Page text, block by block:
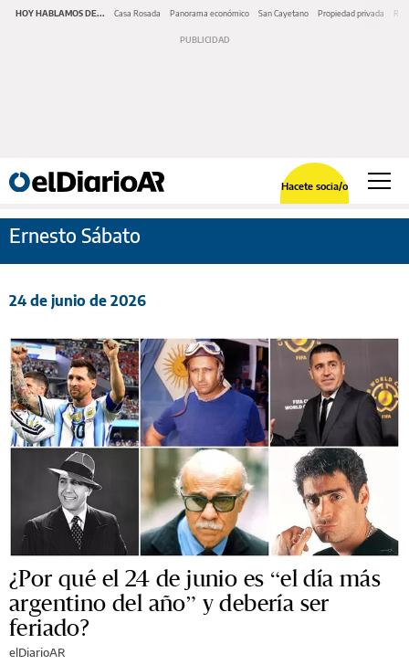
HOY HABLAMOS DE... Casa Rosada Panorama económico San Cayetano Propiedad privada
Hacete socia/o
Ernesto Sábato
24 de junio de 2026
¿Por qué el 24 de junio es “el día más
argentino del año” y debería ser
feriado?
elDiarioAR